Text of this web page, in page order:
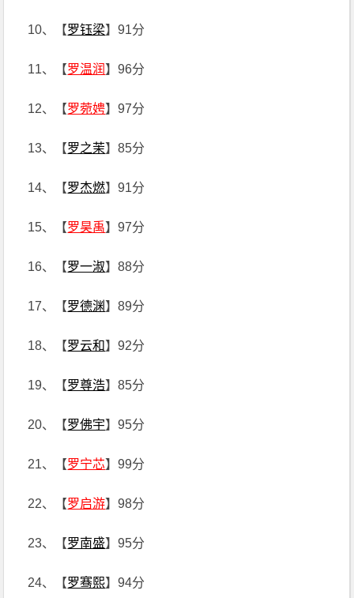
10、【罗钰梁】91分
11、【罗温润 】96分
12、【罗菀娉】97分
13、【罗之茉】85分
14、【罗杰燃】91分
15、【罗昊禹】97分
16、【罗一淑】88分
17、【罗德渊】89分
18、【罗云和】92分
19、【罗尊浩】85分
20、【罗佛宇】95分
21、【罗宁芯】99分
22、【罗启游】98分
23、【罗南盛】95分
24、【罗骞熙】94分